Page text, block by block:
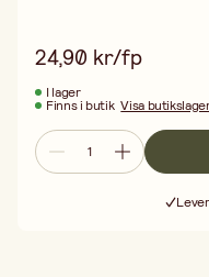
24,90 kr/fp
I lager
Finns i butik Visa